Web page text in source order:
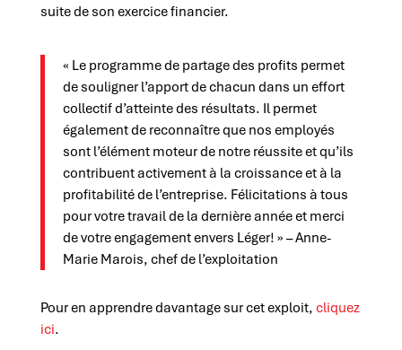
suite de son exercice financier.
« Le programme de partage des profits permet
de souligner l’apport de chacun dans un effort
collectif d’atteinte des résultats. Il permet
également de reconnaître que nos employés
sont l’élément moteur de notre réussite et qu’ils
contribuent activement à la croissance et à la
profitabilité de l’entreprise. Félicitations à tous
pour votre travail de la dernière année et merci
de votre engagement envers Léger! » – Anne-
Marie Marois, chef de l’exploitation
Pour en apprendre davantage sur cet exploit, cliquez
ici.